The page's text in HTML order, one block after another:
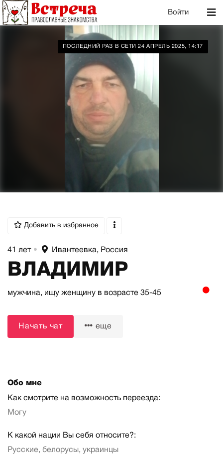
Войти
ПОСЛЕДНИЙ РАЗ В СЕТИ 24 АПРЕЛЬ 2025, 14:17
Добавить в избранное
41 лет • Ивантеевка, Россия
ВЛАДИМИР
мужчина, ищу женщину в возрасте 35-45
Начать чат еще
Обо мне
Как смотрите на возможность переезда:
Могу
К какой нации Вы себя относите?:
Русские, белорусы, украинцы